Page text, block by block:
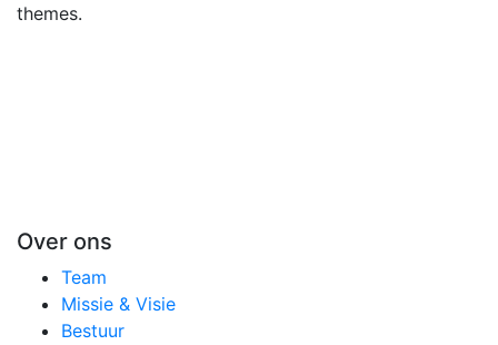
themes.
Over ons
Team
Missie & Visie
Bestuur